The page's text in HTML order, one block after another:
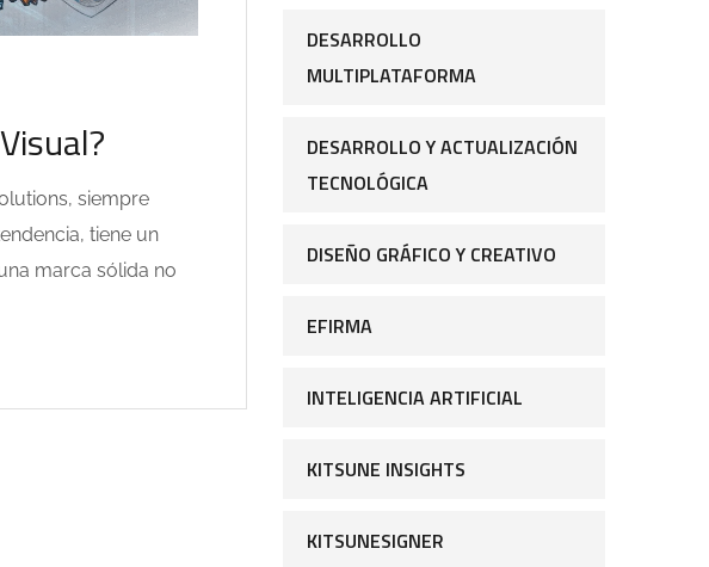
siempre
tiene un
marca sólida no
DESARROLLO
MULTIPLATAFORMA
DESARROLLO Y ACTUALIZACIÓN
TECNOLÓGICA
DISEÑO GRÁFICO Y CREATIVO
EFIRMA
INTELIGENCIA ARTIFICIAL
KITSUNE INSIGHTS
KITSUNESIGNER